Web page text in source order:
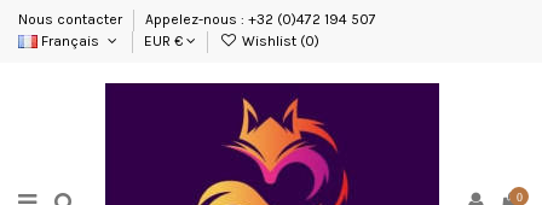
Nous contacter
Appelez-nous : +32 (0)472 194 507
Français
EUR € Wishlist (0)
0